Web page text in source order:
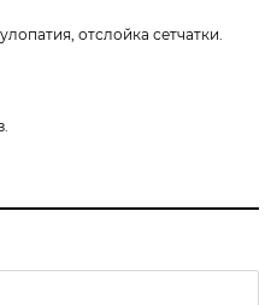
отслойка сетчатки.